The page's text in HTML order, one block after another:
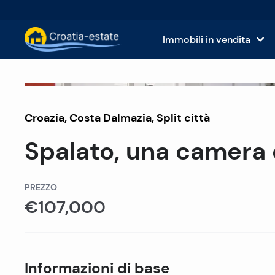
Immobili in vendita
Isole dalmate Immobili in vendita
Costa dalmata Immobili in vendita
Istria e Kvarner Immobili in vendita
Croazia,Costa Dalmazia,Split città
Spalato, una
PREZZO
€107,000
Informazioni di base